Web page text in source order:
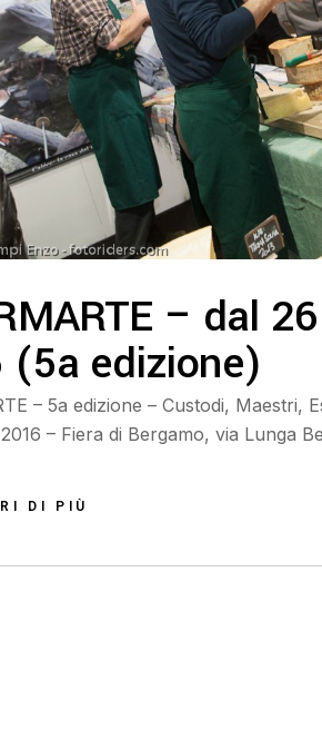
– dal
(5a edizione)
– 5a edizione – Custodi,
– Fiera di Bergamo, via Lunga
DI PIÙ